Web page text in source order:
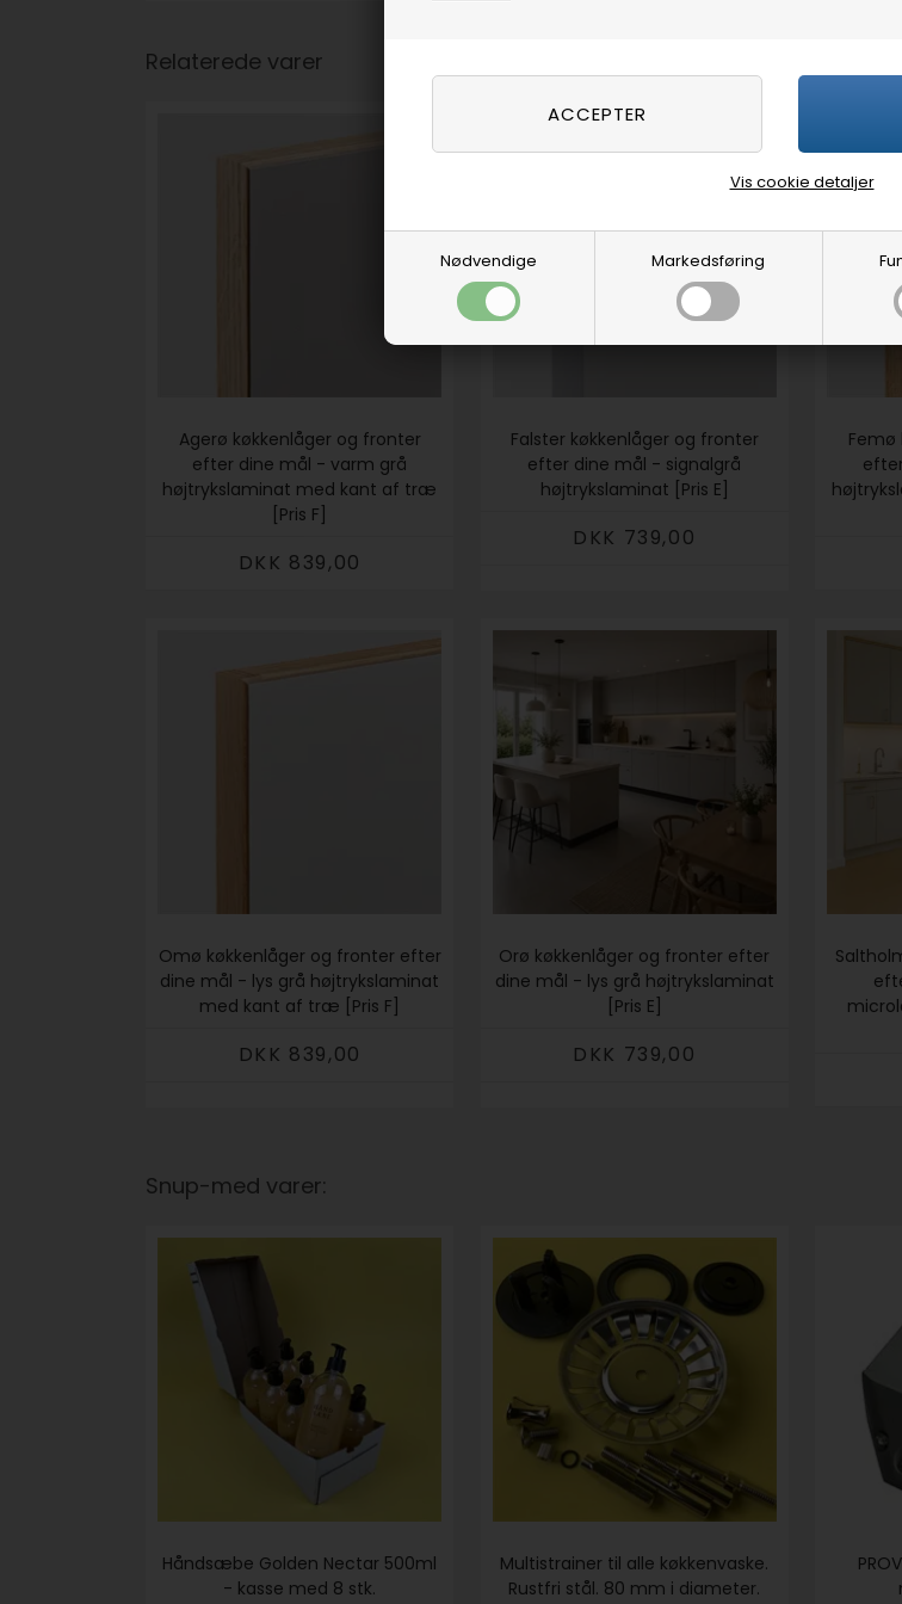
Nødvendige Markedsføring
Vis cookie detaljer
Relaterede varer
Agerø køkkenlåger og fronter
efter dine mål - varm grå
højtrykslaminat med kant af træ
[Pris F]
DKK 839,00
Falster køkkenlåger og fronter
efter dine mål - signalgrå
højtrykslaminat [Pris E]
DKK 739,00
Femø
Omø køkkenlåger og fronter efter
dine mål - lys grå højtrykslaminat
med kant af træ [Pris F]
DKK 839,00
Orø køkkenlåger og fronter efter
dine mål - lys grå højtrykslaminat
[Pris E]
DKK 739,00
Snup-med varer:
Håndsæbe Golden Nectar 500ml
- kasse med 8 stk.
Multistrainer til alle køkkenvaske.
Rustfri stål. 80 mm i diameter.